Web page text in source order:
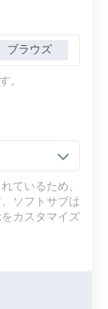
ブラウズ
。
ているため、
ソフトサブは
カスタマイズ